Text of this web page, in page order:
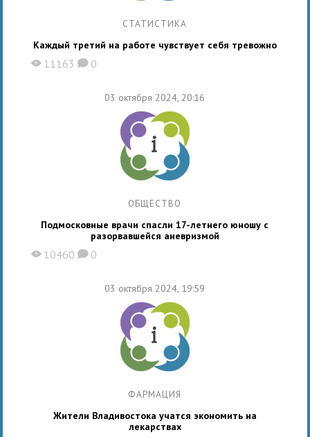
СТАТИСТИКА
Каждый третий на работе чувствует себя тревожно
X 11163 K 0
03 октября 2024, 20:16
ОБЩЕСТВО
Подмосковные врачи спасли 17-летнего юношу с
разорвавшейся аневризмой
X 10460 K 0
03 октября 2024, 19:59
ФАРМАЦИЯ
Жители Владивостока учатся экономить на
лекарствах